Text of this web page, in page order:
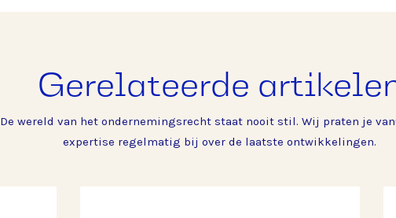
Gerelateerde
De wereld van het ondernemingsrecht staat nooit stil. Wij praten je
expertise regelmatig bij over de laatste ontwikkelingen.